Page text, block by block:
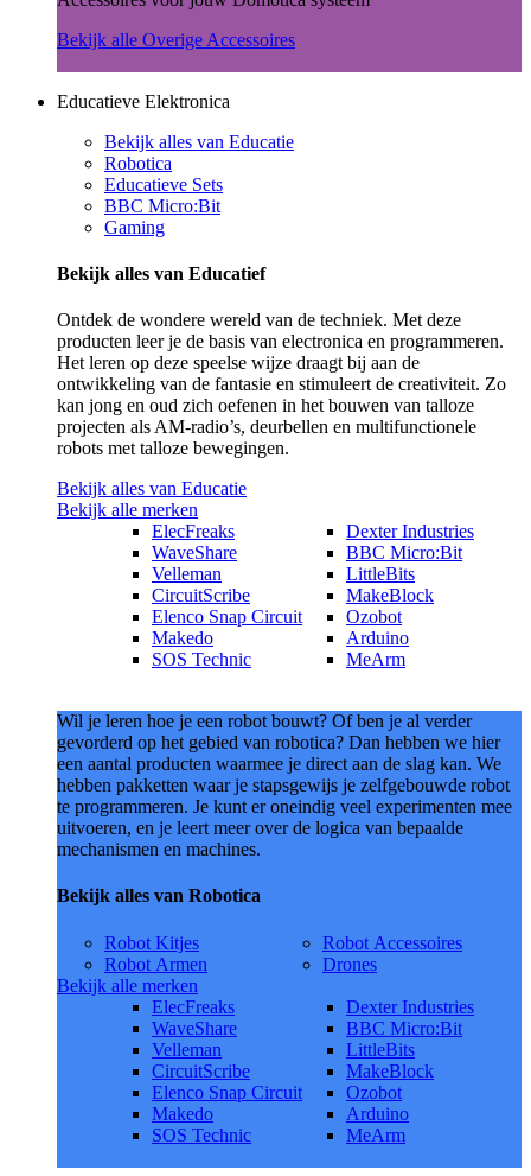
Bekijk alle Overige Accessoires
Educatieve Elektronica
Bekijk alles van Educatie
Robotica
Educatieve Sets
BBC Micro:Bit
Gaming
Bekijk alles van Educatief
Ontdek de wondere wereld van de techniek. Met deze
producten leer je de basis van electronica en programmeren.
Het leren op deze speelse wijze draagt bij aan de
ontwikkeling van de fantasie en stimuleert de creativiteit. Zo
kan jong en oud zich oefenen in het bouwen van talloze
projecten als AM-radio’s, deurbellen en multifunctionele
robots met talloze bewegingen.
Bekijk alles van Educatie
Bekijk alle merken
ElecFreaks
WaveShare
Velleman
CircuitScribe
Elenco Snap Circuit
Makedo
SOS Technic
Dexter Industries
BBC Micro:Bit
LittleBits
MakeBlock
Ozobot
Arduino
MeArm
Wil je leren hoe je een robot bouwt? Of ben je al verder
gevorderd op het gebied van robotica? Dan hebben we hier
een aantal producten waarmee je direct aan de slag kan. We
hebben pakketten waar je stapsgewijs je zelfgebouwde robot
te programmeren. Je kunt er oneindig veel experimenten mee
uitvoeren, en je leert meer over de logica van bepaalde
mechanismen en machines.
Bekijk alles van Robotica
Robot Kitjes
Robot Armen
Robot Accessoires
Drones
Bekijk alle merken
ElecFreaks
WaveShare
Velleman
CircuitScribe
Elenco Snap Circuit
Makedo
SOS Technic
Dexter Industries
BBC Micro:Bit
LittleBits
MakeBlock
Ozobot
Arduino
MeArm